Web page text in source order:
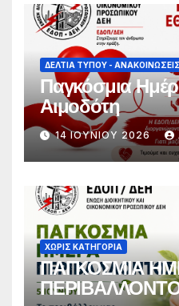
εργασιακών
ΔΕΛΤΊΑ ΤΎΠΟΥ - ΑΝΑΚΟΙΝΏΣΕΙΣ
Παγκόσμια
Αιμοδότη
14 ΙΟΥΝΊΟΥ 2026
ΧΩΡΊΣ ΚΑΤΗΓΟΡΊΑ
ΠΑΓΚΟΣΜΙΑ